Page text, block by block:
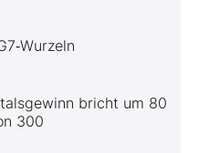
bricht um 80
300